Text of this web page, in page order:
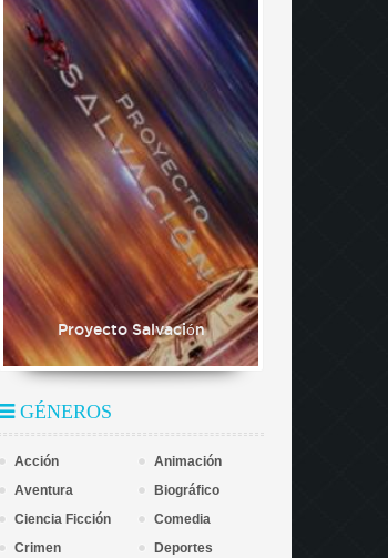
Proyecto Salvación
GÉNEROS
Acción
Animación
Aventura
Biográfico
Ciencia Ficción
Comedia
Crimen
Deportes